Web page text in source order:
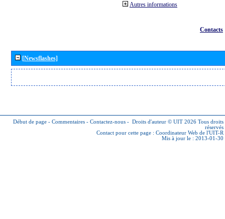
Autres informations
Contacts
[Newsflashes]
Début de page - Commentaires - Contactez-nous - Droits d'auteur © UIT 2026 Tous droits
réservés
Contact pour cette page : Coordinateur Web de l'UIT-R
Mis à jour le : 2013-01-30